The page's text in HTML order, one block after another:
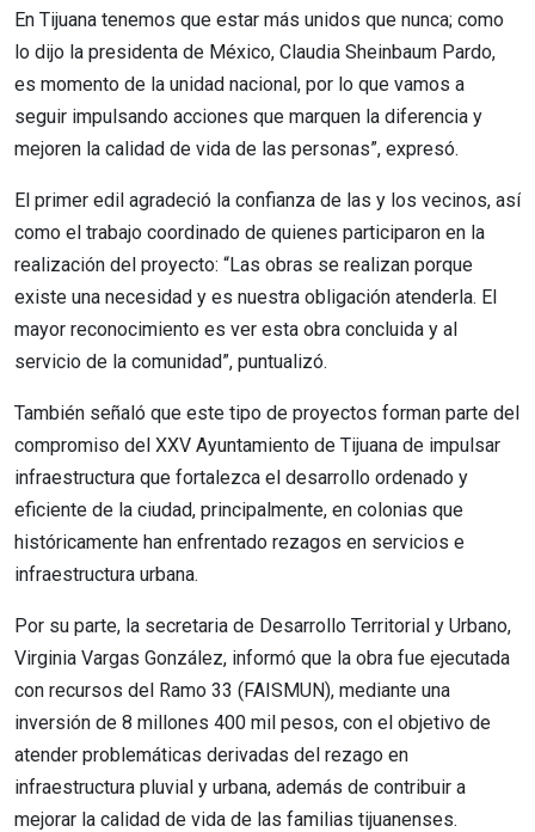
En Tijuana tenemos que estar más unidos que nunca; como
lo dijo la presidenta de México, Claudia Sheinbaum Pardo,
es momento de la unidad nacional, por lo que vamos a
seguir impulsando acciones que marquen la diferencia y
mejoren la calidad de vida de las personas”, expresó.
El primer edil agradeció la confianza de las y los vecinos, así
como el trabajo coordinado de quienes participaron en la
realización del proyecto: “Las obras se realizan porque
existe una necesidad y es nuestra obligación atenderla. El
mayor reconocimiento es ver esta obra concluida y al
servicio de la comunidad”, puntualizó.
También señaló que este tipo de proyectos forman parte del
compromiso del XXV Ayuntamiento de Tijuana de impulsar
infraestructura que fortalezca el desarrollo ordenado y
eficiente de la ciudad, principalmente, en colonias que
históricamente han enfrentado rezagos en servicios e
infraestructura urbana.
Por su parte, la secretaria de Desarrollo Territorial y Urbano,
Virginia Vargas González, informó que la obra fue ejecutada
con recursos del Ramo 33 (FAISMUN), mediante una
inversión de 8 millones 400 mil pesos, con el objetivo de
atender problemáticas derivadas del rezago en
infraestructura pluvial y urbana, además de contribuir a
mejorar la calidad de vida de las familias tijuanenses.